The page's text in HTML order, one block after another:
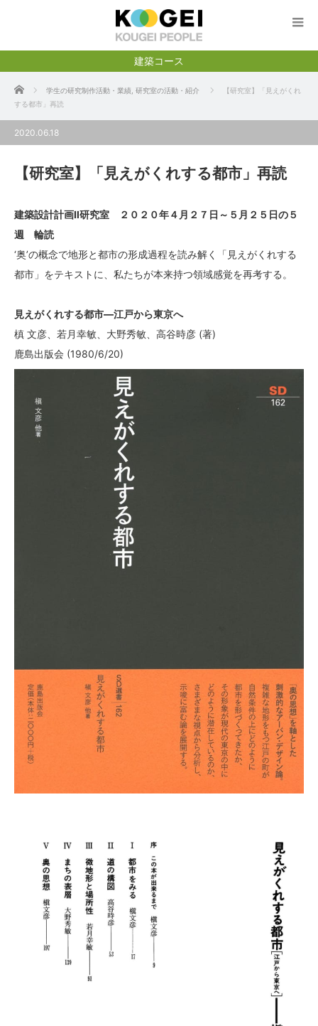
建築コース
ホーム 学生の研究制作活動・業績 研究室の活動・紹介
【研究室】「見えがくれ
する都市」再読
2020.06.18
【研究室】「見えがくれする都市」再読
建築設計計画Ⅱ研究室 ２０２０年４月２７日～５月２５日の５
週 輪読
‘奥’の概念で地形と都市の形成過程を読み解く「見えがくれする
都市」をテキストに、私たちが本来持つ領域感覚を再考する。
見えがくれする都市―江戸から東京へ
槙 文彦、若月幸敏、大野秀敏、高谷時彦 (著)
鹿島出版会 (1980/6/20)